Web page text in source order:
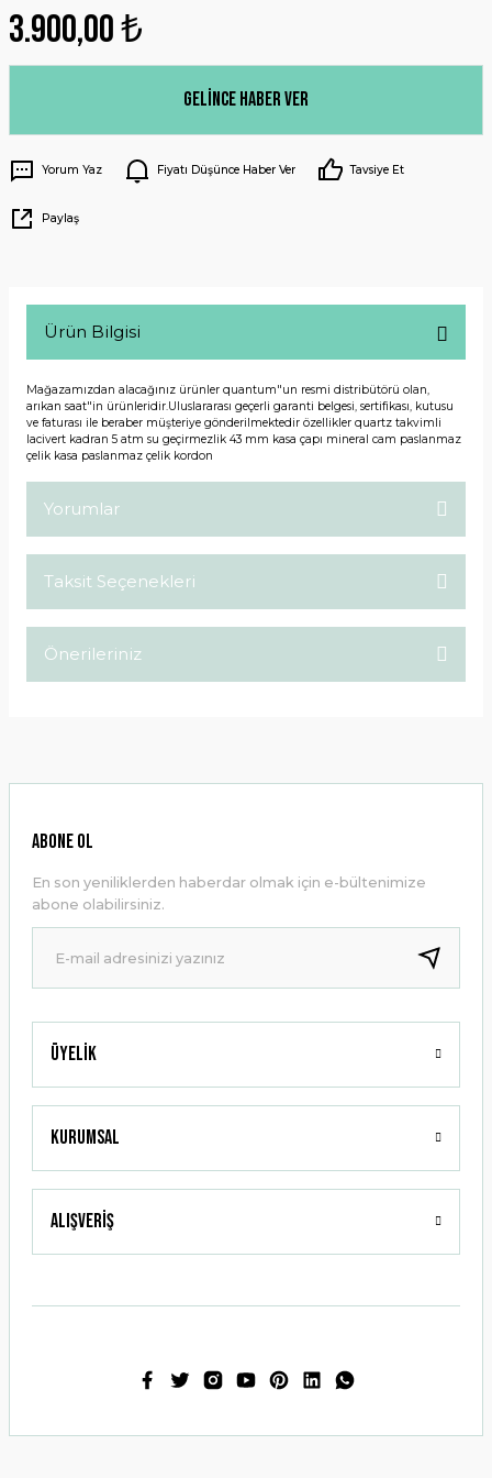
3.900,00 ₺
Gelince Haber Ver
Yorum Yaz Fiyatı Düşünce Haber Ver Tavsiye Et
Paylaş
Ürün Bilgisi
Mağazamızdan alacağınız ürünler quantum"un resmi distribütörü olan,
arıkan saat"in ürünleridir.Uluslararası geçerli garanti belgesi, sertifikası, kutusu
ve faturası ile beraber müşteriye gönderilmektedir özellikler quartz takvimli
lacivert kadran 5 atm su geçirmezlik 43 mm kasa çapı mineral cam paslanmaz
çelik kasa paslanmaz çelik kordon
Yorumlar
Taksit Seçenekleri
Önerileriniz
Ürün resmi kalitesiz, bozuk veya görüntülenemiyor.
Ürün bilgilerinde hatalar bulunuyor.
Ürün fiyatı diğer sitelerden daha pahalı.
Bu ürüne benzer farklı alternatifler olmalı.
Gönder
Üyelik
Kurumsal
Alışveriş
ABONE OL
En son yeniliklerden haberdar olmak için e-bültenimize
abone olabilirsiniz.